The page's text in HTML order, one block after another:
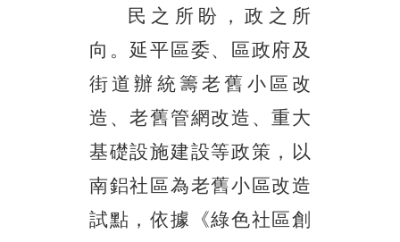
民之所盼，政之所
向。延平區委、區政府及
街道辦統籌老舊小區改
造、老舊管網改造、重大
基礎設施建設等政策，以
南鋁社區為老舊小區改造
試點，依據《綠色社區創